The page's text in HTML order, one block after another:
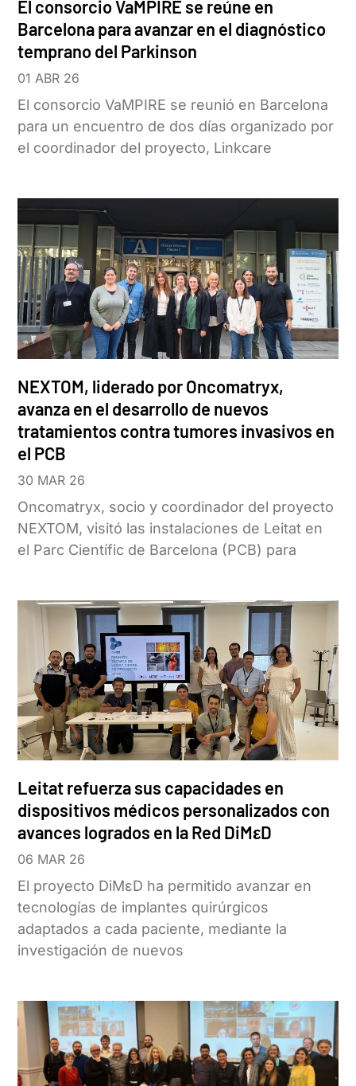
El consorcio VaMPIRE se reúne en
Barcelona para avanzar en el diagnóstico
temprano del Parkinson
01 ABR 26
El consorcio VaMPIRE se reunió en Barcelona
para un encuentro de dos días organizado por
el coordinador del proyecto, Linkcare
NEXTOM, liderado por Oncomatryx,
avanza en el desarrollo de nuevos
tratamientos contra tumores invasivos en
el PCB
30 MAR 26
Oncomatryx, socio y coordinador del proyecto
NEXTOM, visitó las instalaciones de Leitat en
el Parc Científic de Barcelona (PCB) para
Leitat refuerza sus capacidades en
dispositivos médicos personalizados con
avances logrados en la Red DiMεD
06 MAR 26
El proyecto DiMεD ha permitido avanzar en
tecnologías de implantes quirúrgicos
adaptados a cada paciente, mediante la
investigación de nuevos